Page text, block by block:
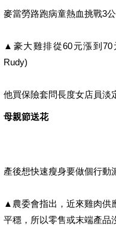
麥當勞路跑病童熱血挑戰3
▲豪大雞排從60元漲到
Rudy)
他買保險套問長度女店員淡
母親節送花
產後想快速瘦身要做個行動
▲農委會指出，近來雞肉供
平穩，所以零售或末端產品